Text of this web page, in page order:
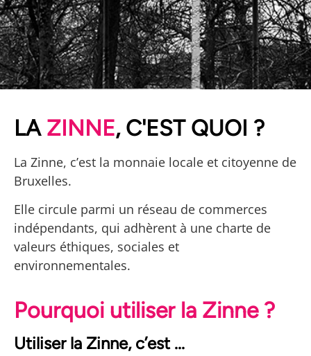
ÉCONOMISTE
LA ZINNE, C'EST QUOI ?
La Zinne, c’est la monnaie locale et citoyenne de
Bruxelles.
Elle circule parmi un réseau de commerces
indépendants, qui adhèrent à une charte de
valeurs éthiques, sociales et
environnementales.
Pourquoi utiliser la Zinne ?
Utiliser la Zinne, c’est ...